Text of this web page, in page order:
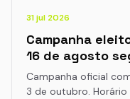
31 jul 2026
Campanha
16 de agosto
Campanha oficial
3 de outubro.